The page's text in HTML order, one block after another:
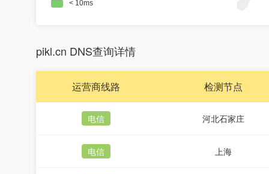
pikl.cn DNS查询详情
运营商线路 检测节点
电信 河北石家庄
电信 上海